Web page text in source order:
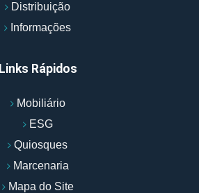
Distribuição
Informações
Links Rápidos
Mobiliário
ESG
Quiosques
Marcenaria
Mapa do Site